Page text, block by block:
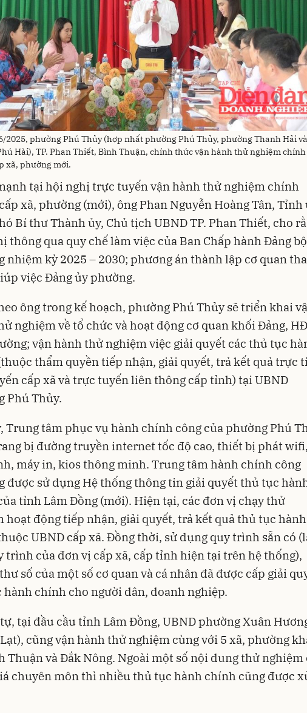
2025, phường Phú Thủy (hợp nhất phường Phú Thủy, phường Thanh Hải và
Hài), TP. Phan Thiết, Bình Thuận, chính thức vận hành thử nghiệm chính
xã, phường mới.
tại hội nghị trực tuyến vận hành thử nghiệm chính
xã, phường (mới), ông Phan Nguyễn Hoàng Tân, Tỉnh
Bí thư Thành ủy, Chủ tịch UBND TP. Phan Thiết, cho
thông qua quy chế làm việc của Ban Chấp hành Đảng bộ
nhiệm kỳ 2025 – 2030; phương án thành lập cơ quan
việc Đảng ủy phường.
ông trong kế hoạch, phường Phú Thủy sẽ triển khai
nghiệm về tổ chức và hoạt động cơ quan khối Đảng,
vận hành thử nghiệm việc giải quyết các thủ tục
thẩm quyền tiếp nhận, giải quyết, trả kết quả trực
cấp xã và trực tuyến liên thông cấp tỉnh) tại UBND
Phú Thủy.
Trung tâm phục vụ hành chính công của phường Phú
bị đường truyền internet tốc độ cao, thiết bị phát wifi,
máy in, kios thông minh. Trung tâm hành chính công
được sử dụng Hệ thống thông tin giải quyết thủ tục
tỉnh Lâm Đồng (mới). Hiện tại, các đơn vị chạy thử
hoạt động tiếp nhận, giải quyết, trả kết quả thủ tục hành
UBND cấp xã. Đồng thời, sử dụng quy trình sẵn có
trình của đơn vị cấp xã, cấp tỉnh hiện tại trên hệ thống),
số của một số cơ quan và cá nhân đã được cấp giải
chính cho người dân, doanh nghiệp.
tại đầu cầu tỉnh Lâm Đồng, UBND phường Xuân
cũng vận hành thử nghiệm cùng với 5 xã, phường
Thuận và Đắk Nông. Ngoài một số nội dung thử nghiệm
chuyên môn thì nhiều thủ tục hành chính cũng được